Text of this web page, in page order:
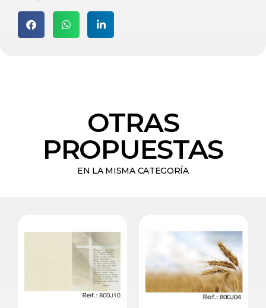
OTRAS
PROPUESTAS
EN LA MISMA CATEGORÍA